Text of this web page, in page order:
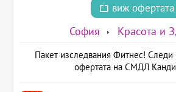
виж офертата
София Красота и
Пакет изследвания Фитнес! Следи
офертата на СМДЛ